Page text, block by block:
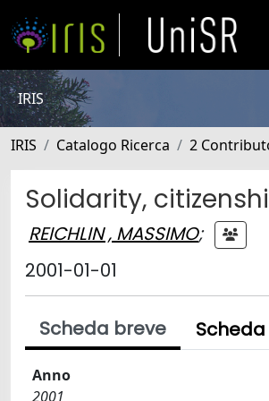
IRIS
IRIS Catalogo Ricerca 2
Solidarity,
REICHLIN , MASSIMO;
2001-01-01
Scheda breve
Anno
2001